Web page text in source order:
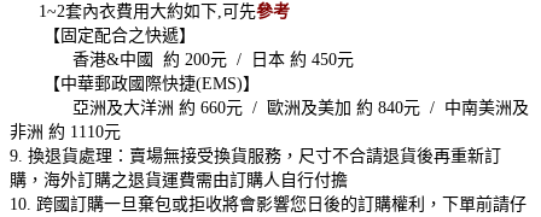
1~2套內衣費用大約如下,可先參考
【固定配合之快遞】
香港&中國 約 200元 / 日本 約 450元
【中華郵政國際快捷(EMS)】
亞洲及大洋洲 約 660元 / 歐洲及美加 約 840元 / 中南美洲及
非洲 約 1110元
9. 換退貨處理：賣場無接受換貨服務，尺寸不合請退貨後再重新訂
購，海外訂購之退貨運費需由訂購人自行付擔
10. 跨國訂購一旦棄包或拒收將會影響您日後的訂購權利，下單前請仔